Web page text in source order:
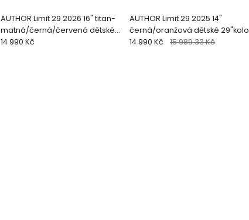
AUTHOR Limit 29 2026 16" titan-
matná/černá/červená dětské
29
14 990 Kč
AUTHOR Limit 29 2025 14"
černá/oranžová dětské 29"kolo
14 990 Kč 15 989.33 Kč